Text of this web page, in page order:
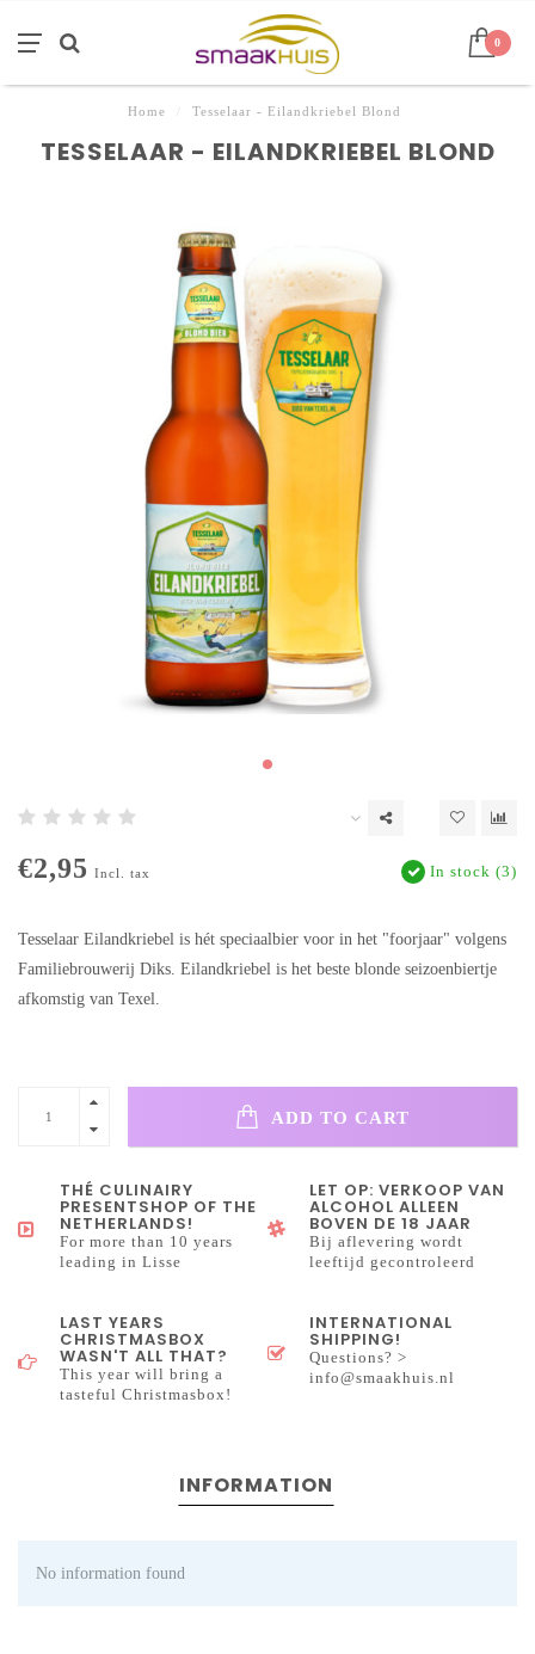
0
Home Tesselaar - Eilandkriebel Blond
TESSELAAR - EILANDKRIEBEL BLOND
€2,95 Incl. tax In stock (3)
Tesselaar Eilandkriebel is hét speciaalbier voor in het "foorjaar" volgens
Familiebrouwerij Diks. Eilandkriebel is het beste blonde seizoenbiertje
afkomstig van Texel.
ADD TO CART
THÉ CULINAIRY
PRESENTSHOP OF THE
NETHERLANDS!
For more than 10 years
leading in Lisse
LET OP: VERKOOP VAN
ALCOHOL ALLEEN
BOVEN DE 18 JAAR
Bij aflevering wordt
leeftijd gecontroleerd
LAST YEARS
CHRISTMASBOX
WASN'T ALL THAT?
This year will bring a
tasteful Christmasbox!
INTERNATIONAL
SHIPPING!
Questions? >
info@smaakhuis.nl
INFORMATION
No information found